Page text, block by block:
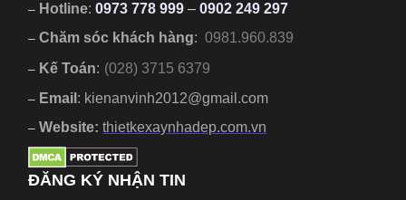
– Hotline: 0973 778 999 –0902 249 297
– Chăm sóc khách hàng: 0981.960.839
– Kế Toán: (028) 3715 6379
– Email : kienanvinh2012@gmail.com
– Website:thietkexaynhadep.com.vn
ĐĂNG KÝ NHẬN TIN